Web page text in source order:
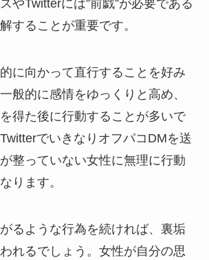
やTwitterには”前戯”が必要である
することが重要です。
に向かって直行することを好み
般的に感情をゆっくりと高め、
得た後に行動することが多いで
でいきなりオフパコDMを送
整っていない女性に無理に行動
ります。
るような行為を続ければ、裏垢
れるでしょう。女性が自分の思